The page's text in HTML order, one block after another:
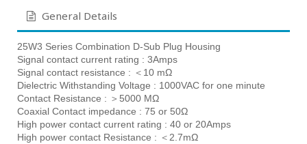
General Details
25W3 Series Combination D-Sub Plug Housing
Signal contact current rating : 3Amps
Signal contact resistance : ＜10 mΩ
Dielectric Withstanding Voltage : 1000VAC for one minute
Contact Resistance : ＞5000 MΩ
Coaxial Contact impedance : 75 or 50Ω
High power contact current rating : 40 or 20Amps
High power contact Resistance : ＜2.7mΩ